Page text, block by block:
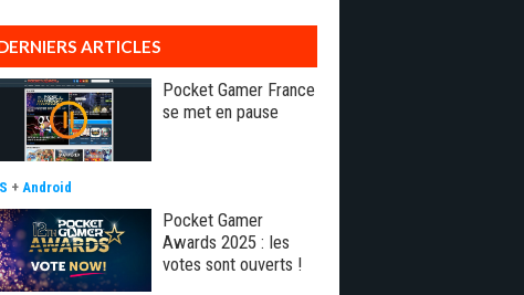
ARTICLES
Pocket Gamer France
se met en pause
+ Android
Pocket Gamer
Awards 2025 : les
votes sont ouverts !